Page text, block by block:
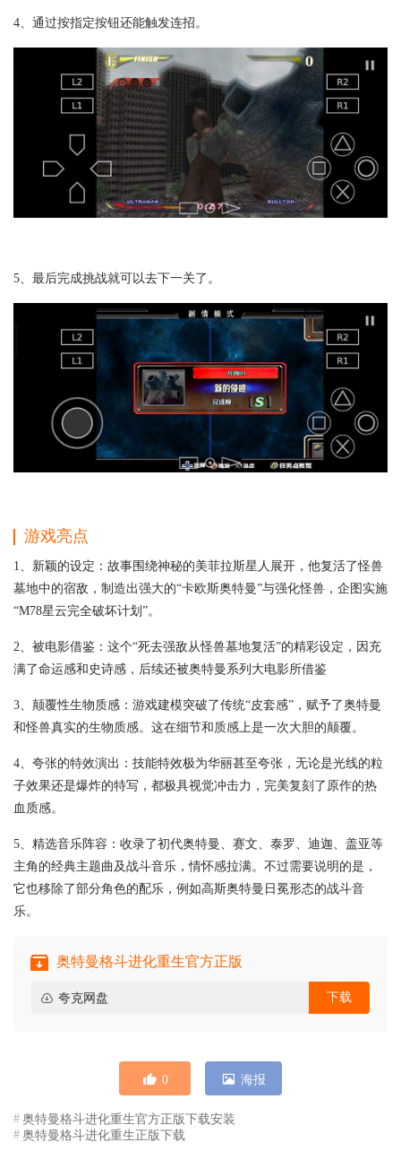
4、通过按指定按钮还能触发连招。
5、最后完成挑战就可以去下一关了。
游戏亮点
1、新颖的设定：故事围绕神秘的美菲拉斯星人展开，他复活了怪兽
墓地中的宿敌，制造出强大的“卡欧斯奥特曼”与强化怪兽，企图实施
“M78星云完全破坏计划”。
2、被电影借鉴：这个“死去强敌从怪兽墓地复活”的精彩设定，因充
满了命运感和史诗感，后续还被奥特曼系列大电影所借鉴
3、颠覆性生物质感：游戏建模突破了传统“皮套感”，赋予了奥特曼
和怪兽真实的生物质感。这在细节和质感上是一次大胆的颠覆。
4、夸张的特效演出：技能特效极为华丽甚至夸张，无论是光线的粒
子效果还是爆炸的特写，都极具视觉冲击力，完美复刻了原作的热
血质感。
5、精选音乐阵容：收录了初代奥特曼、赛文、泰罗、迪迦、盖亚等
主角的经典主题曲及战斗音乐，情怀感拉满。不过需要说明的是，
它也移除了部分角色的配乐，例如高斯奥特曼日冕形态的战斗音
乐。
奥特曼格斗进化重生官方正版
夸克网盘 下载
0 海报
奥特曼格斗进化重生官方正版下载安装
奥特曼格斗进化重生正版下载